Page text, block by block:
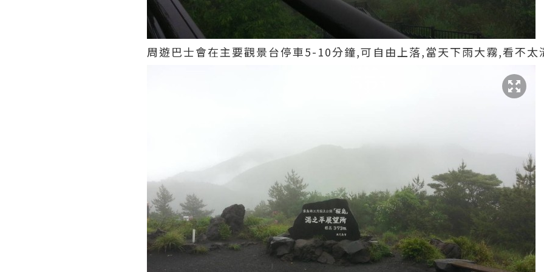
周遊巴士會在主要觀景台停車5-10分鐘,可自由上落,當天下雨大霧,看不太